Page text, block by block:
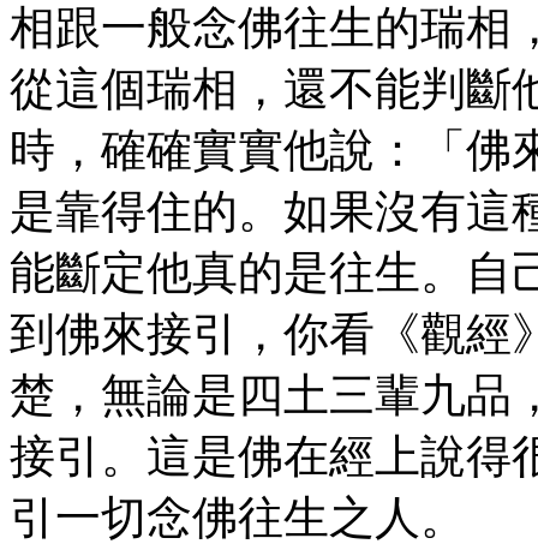
相跟一般念佛往生的瑞相
從這個瑞相，還不能判斷
時，確確實實他說：「佛
是靠得住的。如果沒有這
能斷定他真的是往生。自
到佛來接引，你看《觀經
楚，無論是四土三輩九品
接引。這是佛在經上說得
引一切念佛往生之人。